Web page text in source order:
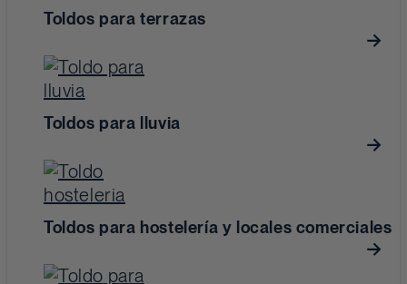
Toldos para terrazas
Toldos para lluvia
Toldos para hostelería y locales comerciales